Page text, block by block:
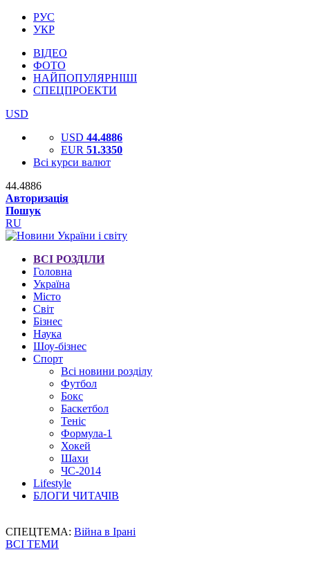
РУС
УКР
ВІДЕО
ФОТО
НАЙПОПУЛЯРНІШІ
СПЕЦПРОЕКТИ
USD
USD 44.4886
EUR 51.3350
Всі курси валют
44.4886
Авторизація
Пошук
RU
ВСІ РОЗДІЛИ
Головна
Україна
Місто
Світ
Бізнес
Наука
Шоу-бізнес
Спорт
Всі новини розділу
Футбол
Бокс
Баскетбол
Теніс
Формула-1
Хокей
Шахи
ЧС-2014
Lifestyle
БЛОГИ ЧИТАЧІВ
СПЕЦТЕМА: Війна в Ірані
ВСІ ТЕМИ